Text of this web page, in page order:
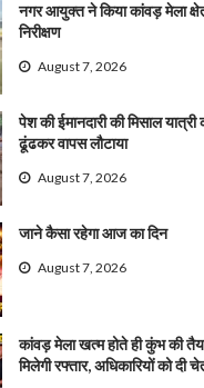
नगर आयुक्त ने किया कांवड़ मेला
निरीक्षण
August 7, 2026
पेश की ईमानदारी की मिसाल यात्री
ढूंढकर वापस लौटाया
August 7, 2026
जाने कैसा रहेगा आज का दिन
August 7, 2026
कांवड़ मेला खत्म होते ही कुंभ की
मिलेगी रफ्तार, अधिकारियों को दी